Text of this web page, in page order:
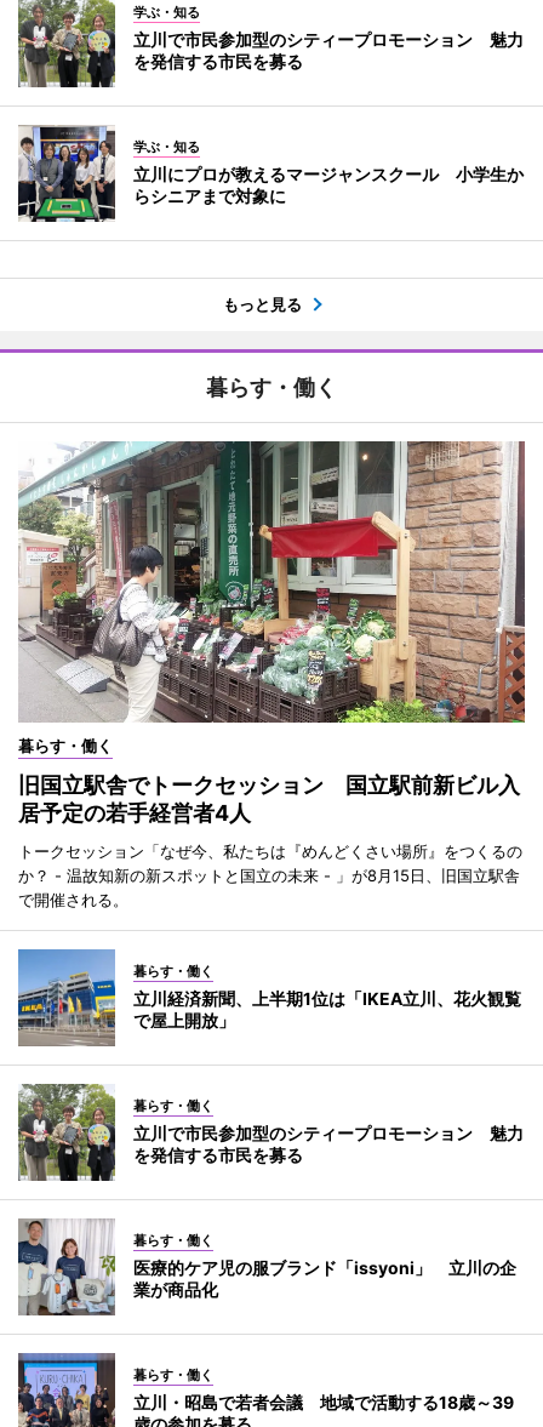
学ぶ・知る
立川で市民参加型のシティープロモーション 魅力
を発信する市民を募る
学ぶ・知る
立川にプロが教えるマージャンスクール 小学生か
らシニアまで対象に
もっと見る
暮らす・働く
暮らす・働く
旧国立駅舎でトークセッション 国立駅前新ビル入
居予定の若手経営者4人
トークセッション「なぜ今、私たちは『めんどくさい場所』をつくるの
か？ - 温故知新の新スポットと国立の未来 - 」が8月15日、旧国立駅舎
で開催される。
暮らす・働く
立川経済新聞、上半期1位は「IKEA立川、花火観覧
で屋上開放」
暮らす・働く
立川で市民参加型のシティープロモーション 魅力
を発信する市民を募る
暮らす・働く
医療的ケア児の服ブランド「issyoni」 立川の企
業が商品化
暮らす・働く
立川・昭島で若者会議 地域で活動する18歳～39